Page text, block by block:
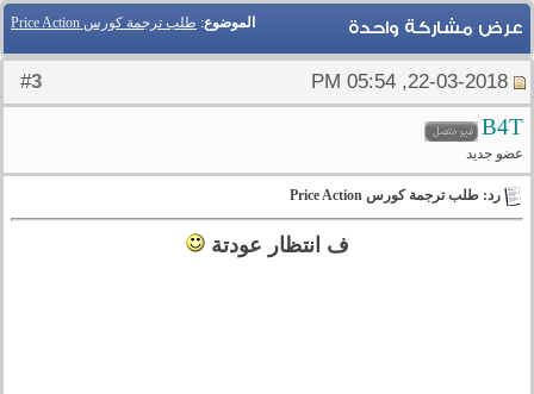
الموضوع: طلب ترجمة كورس Price Action عرض مشاركة واحدة
3
B4T
عضو جديد
رد: طلب ترجمة كورس Price Action
ف انتظار عودتة